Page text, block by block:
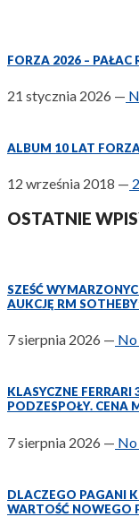
FORZA 2026 –
21 stycznia 2026 —
ALBUM 10 LAT
12 września 2018 —
OSTATNIE
SZEŚĆ
AUKCJĘ RM
7 sierpnia 2026 —
KLASYCZNE
PODZESPOŁY. CENA
7 sierpnia 2026 —
DLACZEGO PAGANI
WARTOŚĆ NOWEGO